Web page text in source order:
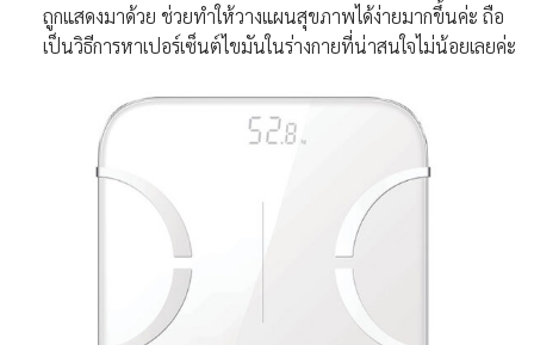
ถูกแสดงมาด้วย ช่วยทำให้วางแผนสุขภาพได้ง่ายมากขึ้นค่ะ ถือ
เป็นวิธีการหาเปอร์เซ็นต์ไขมันในร่างกายที่น่าสนใจไม่น้อยเลยค่ะ